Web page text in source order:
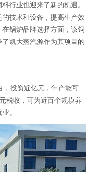
行业也迎来了新的机遇。
技术和设备，提高生产效
锅炉品牌选择方面，该饲
凯大蒸汽源作为其项目的
投资近亿元，年产能可
税收，可为近百个规模养
。